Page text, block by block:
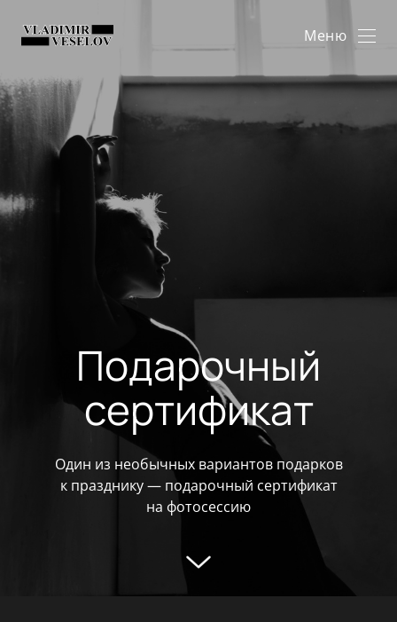
Меню
Подарочный
сертификат
Один из необычных вариантов подарков
к празднику — подарочный сертификат
на фотосессию